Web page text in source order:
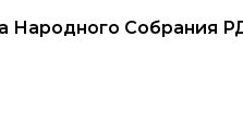
Народного Собрания